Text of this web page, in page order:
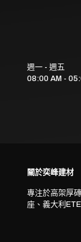
週一 - 週五
08:00 AM -
關於奕峰建材
專注於高架厚
座、義大利